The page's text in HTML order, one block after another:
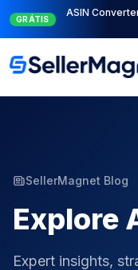
GRÁTIS
ASIN
SellerMagnet Blog
Explore
Expert insights,